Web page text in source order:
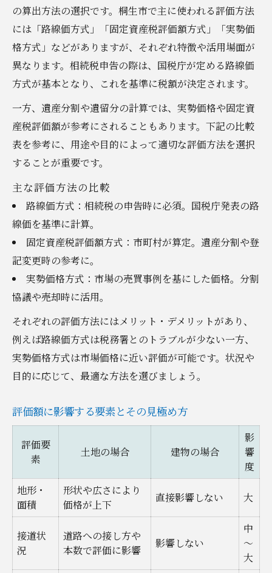
の算出方法の選択です。桐生市で主に使われる評価方法
には「路線価方式」「固定資産税評価額方式」「実勢価
格方式」などがありますが、それぞれ特徴や活用場面が
異なります。相続税申告の際は、国税庁が定める路線価
方式が基本となり、これを基準に税額が決定されます。
一方、遺産分割や遺留分の計算では、実勢価格や固定資
産税評価額が参考にされることもあります。下記の比較
表を参考に、用途や目的によって適切な評価方法を選択
することが重要です。
主な評価方法の比較
路線価方式：相続税の申告時に必須。国税庁発表の路
線価を基準に計算。
固定資産税評価額方式：市町村が算定。遺産分割や登
記変更時の参考に。
実勢価格方式：市場の売買事例を基にした価格。分割
協議や売却時に活用。
それぞれの評価方法にはメリット・デメリットがあり、
例えば路線価方式は税務署とのトラブルが少ない一方、
実勢価格方式は市場価格に近い評価が可能です。状況や
目的に応じて、最適な方法を選びましょう。
評価額に影響する要素とその見極め方
評価要
素
土地の場合 建物の場合
影
響
度
地形・
面積
形状や広さにより
価格が上下
直接影響しない 大
接道状
況
道路への接し方や
本数で評価に影響
影響しない
中
～
大